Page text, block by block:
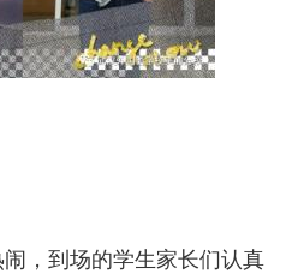
，到场的学生家长们认真